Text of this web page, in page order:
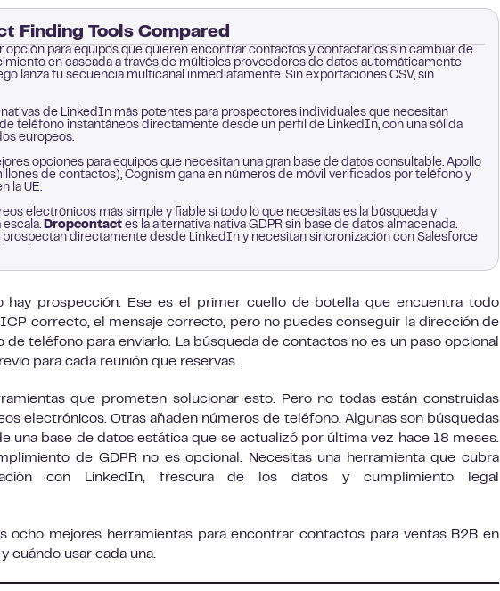
Finding Tools Compared
opción para equipos que quieren encontrar contactos y contactarlos sin cambiar de
en cascada a través de múltiples proveedores de datos automáticamente
lanza tu secuencia multicanal inmediatamente. Sin exportaciones CSV, sin
de LinkedIn más potentes para prospectores individuales que necesitan
teléfono instantáneos directamente desde un perfil de LinkedIn, con una sólida
europeos.
opciones para equipos que necesitan una gran base de datos consultable. Apollo
de contactos), Cognism gana en números de móvil verificados por teléfono y
la UE.
electrónicos más simple y fiable si todo lo que necesitas es la búsqueda y
Dropcontact es la alternativa nativa GDPR sin base de datos almacenada.
prospectan directamente desde LinkedIn y necesitan sincronización con Salesforce
hay prospección. Ese es el primer cuello de botella que encuentra todo
correcto, el mensaje correcto, pero no puedes conseguir la dirección de
teléfono para enviarlo. La búsqueda de contactos no es un paso opcional
para cada reunión que reservas.
que prometen solucionar esto. Pero no todas están construidas
electrónicos. Otras añaden números de teléfono. Algunas son búsquedas
una base de datos estática que se actualizó por última vez hace 18 meses.
de GDPR no es opcional. Necesitas una herramienta que cubra
con LinkedIn, frescura de los datos y cumplimiento legal
ocho mejores herramientas para encontrar contactos para ventas B2B en
cuándo usar cada una.